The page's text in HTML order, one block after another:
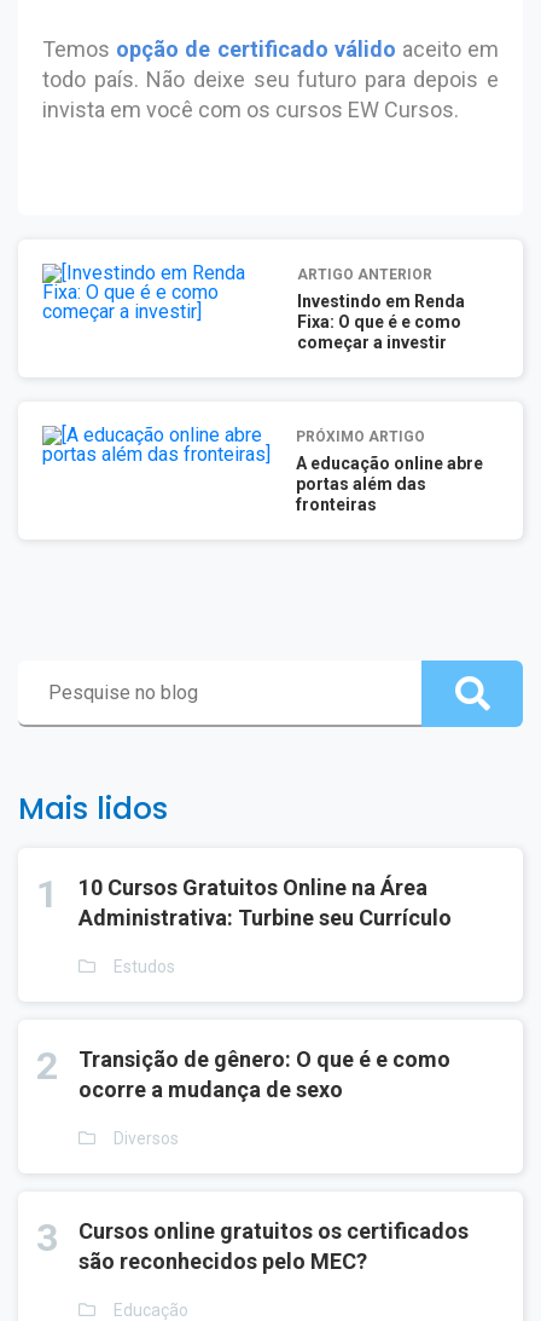
Temos opção de certificado válido aceito em
todo país. Não deixe seu futuro para depois e
invista em você com os cursos EW Cursos.
ARTIGO ANTERIOR
Investindo em Renda
Fixa: O que é e como
começar a investir
PRÓXIMO ARTIGO
A educação online abre
portas além das
fronteiras
Mais lidos
1
10 Cursos Gratuitos Online na Área
Administrativa: Turbine seu Currículo
Estudos
2
Transição de gênero: O que é e como
ocorre a mudança de sexo
Diversos
3
Cursos online gratuitos os certificados
são reconhecidos pelo MEC?
Educação